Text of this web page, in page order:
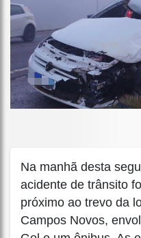
Na manhã desta
acidente de trânsito
próximo ao trevo da
Campos Novos,